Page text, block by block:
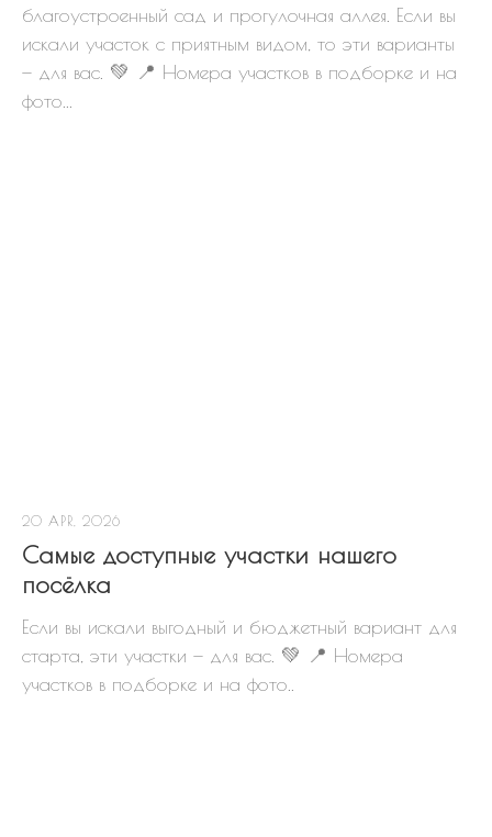
благоустроенный сад и прогулочная аллея. Если вы
искали участок с приятным видом, то эти варианты
— для вас. 💚 📍 Номера участков в подборке и на
фото...
20 APR, 2026
Самые доступные участки нашего
посёлка
Если вы искали выгодный и бюджетный вариант для
старта, эти участки — для вас. 💚 📍 Номера
участков в подборке и на фото..